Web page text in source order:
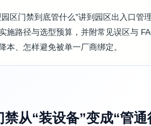
区门禁到底管什么”讲到园区出入口管
施路径与选型预算，并附常见误区与
、怎样避免被单一厂商绑定。
从“装设备”变成“管通